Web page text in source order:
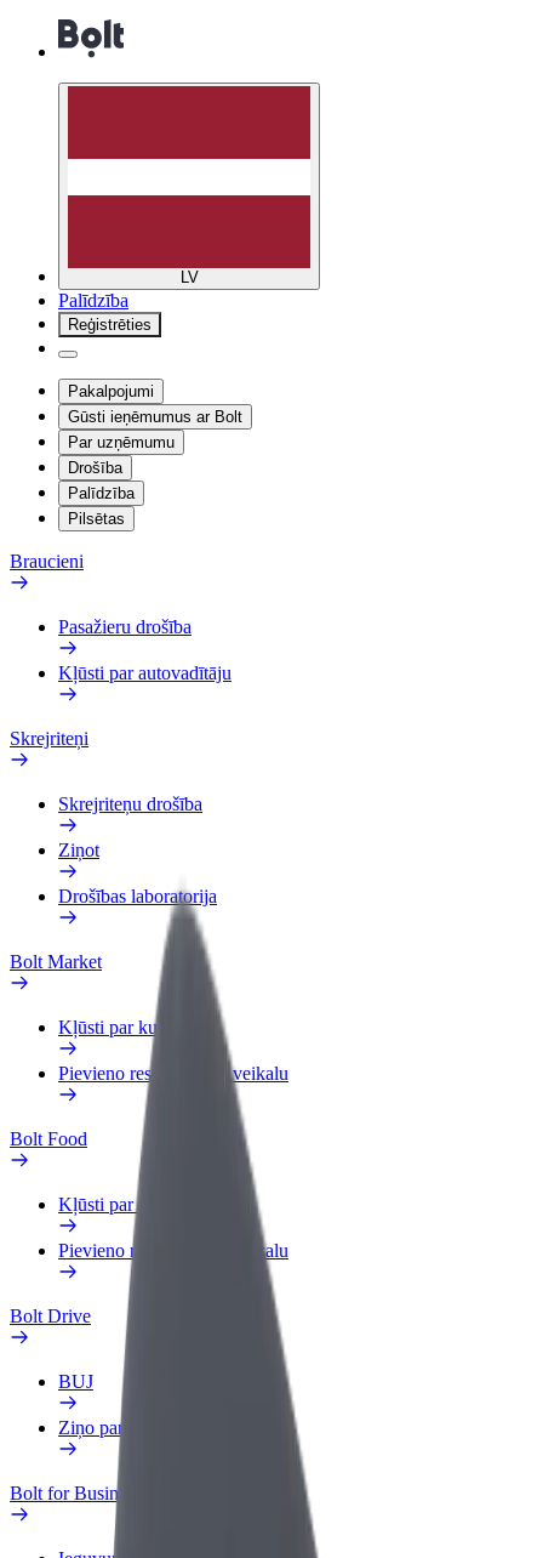
LV
Palīdzība
Reģistrēties
Pakalpojumi
Gūsti ieņēmumus ar Bolt
Par uzņēmumu
Drošība
Palīdzība
Pilsētas
Braucieni
Pasažieru drošība
Kļūsti par autovadītāju
Skrejriteņi
Skrejriteņu drošība
Ziņot
Drošības laboratorija
Bolt Market
Kļūsti par kurjeru
Pievieno restorānu vai veikalu
Bolt Food
Kļūsti par kurjeru
Pievieno restorānu vai veikalu
Bolt Drive
BUJ
Ziņo par transportlīdzekli
Bolt for Business